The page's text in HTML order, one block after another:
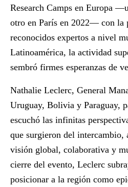
Research Camps en Europa
otro en París en 2022— con la
reconocidos expertos a nivel
Latinoamérica, la actividad
sembró firmes esperanzas de
Nathalie Leclerc, General
Uruguay, Bolivia y Paraguay,
escuchó las infinitas
que surgieron del intercambio,
visión global, colaborativa y
cierre del evento, Leclerc
posicionar a la región como